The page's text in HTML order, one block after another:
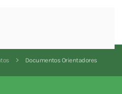
Documentos Orientadores